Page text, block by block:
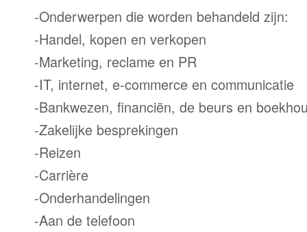
-Onderwerpen die worden behandeld zijn:
-Handel, kopen en verkopen
-Marketing, reclame en PR
-IT, internet, e-commerce en communicatie
-Bankwezen, financiën, de beurs en
-Zakelijke besprekingen
-Reizen
-Carrière
-Onderhandelingen
-Aan de telefoon